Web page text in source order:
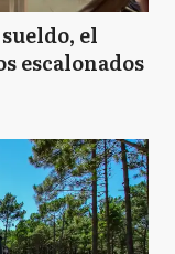
el
escalonados